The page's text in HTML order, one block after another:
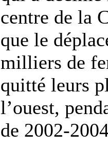
centre de la
que le
milliers de
quitté leurs
l’ouest,
de 2002-